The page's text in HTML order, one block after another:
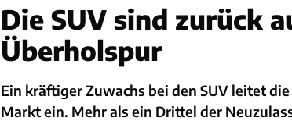
Die SUV sind zurück
Überholspur
Ein kräftiger Zuwachs bei den SUV leitet
Markt ein. Mehr als ein Drittel der